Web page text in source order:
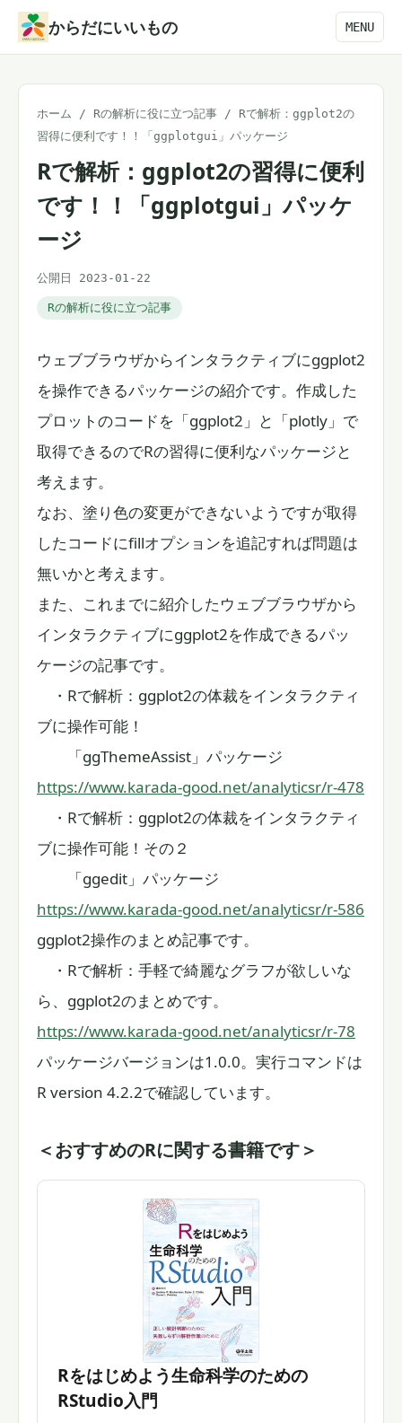
からだにいいもの MENU
ホーム / Rの解析に役に立つ記事 /
Rで解析：ggplot2の
習得に便利です！！「ggplotgui」パッケージ
Rで解析：ggplot2の習得に便利
です！！「ggplotgui」パッケ
ージ
公開日 2023-01-22
Rの解析に役に立つ記事
ウェブブラウザからインタラクティブにggplot2
を操作できるパッケージの紹介です。作成した
プロットのコードを「ggplot2」と「plotly」で
取得できるのでRの習得に便利なパッケージと
考えます。
なお、塗り色の変更ができないようですが取得
したコードにfillオプションを追記すれば問題は
無いかと考えます。
また、これまでに紹介したウェブブラウザから
インタラクティブにggplot2を作成できるパッ
ケージの記事です。
・Rで解析：ggplot2の体裁をインタラクティ
ブに操作可能！
「ggThemeAssist」パッケージ
https://www.karada-good.net/analyticsr/r-478
・Rで解析：ggplot2の体裁をインタラクティ
ブに操作可能！その２
「ggedit」パッケージ
https://www.karada-good.net/analyticsr/r-586
ggplot2操作のまとめ記事です。
・Rで解析：手軽で綺麗なグラフが欲しいな
ら、ggplot2のまとめです。
https://www.karada-good.net/analyticsr/r-78
パッケージバージョンは1.0.0。実行コマンドは
R version 4.2.2で確認しています。
＜おすすめのRに関する書籍です＞
Rをはじめよう生命科学のための
RStudio入門